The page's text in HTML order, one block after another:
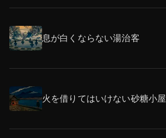
息が白くならない湯治客
火を借りてはいけない砂糖小屋